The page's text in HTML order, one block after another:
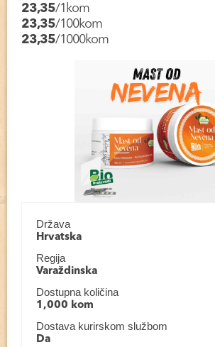
23,35/1kom
23,35/100kom
23,35/1000kom
Država
Hrvatska
Regija
Varaždinska
Dostupna količina
1,000 kom
Dostava kurirskom službom
Da